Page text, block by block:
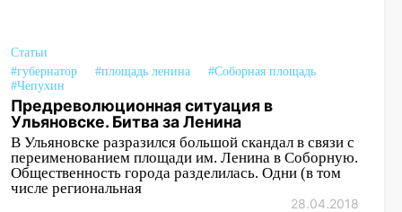
Статьи
#губернатор
#площадь ленина
#Соборная площадь
#Чепухин
Предреволюционная ситуация в
Ульяновске. Битва за Ленина
В Ульяновске разразился большой скандал в связи с
переименованием площади им. Ленина в Соборную.
Общественность города разделилась. Одни (в том
числе региональная
28.04.2018